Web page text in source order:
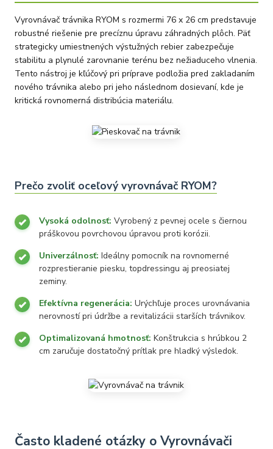
Vyrovnávač trávnika RYOM s rozmermi 76 x 26 cm predstavuje
robustné riešenie pre precíznu úpravu záhradných plôch. Päť
strategicky umiestnených výstužných rebier zabezpečuje
stabilitu a plynulé zarovnanie terénu bez nežiaduceho vlnenia.
Tento nástroj je kľúčový pri príprave podložia pred zakladaním
nového trávnika alebo pri jeho následnom dosievaní, kde je
kritická rovnomerná distribúcia materiálu.
Prečo zvoliť oceľový vyrovnávač RYOM?
Vysoká odolnosť: Vyrobený z pevnej ocele s čiernou
práškovou povrchovou úpravou proti korózii.
Univerzálnosť: Ideálny pomocník na rovnomerné
rozprestieranie piesku, topdressingu aj preosiatej
zeminy.
Efektívna regenerácia: Urýchľuje proces urovnávania
nerovností pri údržbe a revitalizácii starších trávnikov.
Optimalizovaná hmotnosť: Konštrukcia s hrúbkou 2
cm zaručuje dostatočný prítlak pre hladký výsledok.
Často kladené otázky o Vyrovnávači